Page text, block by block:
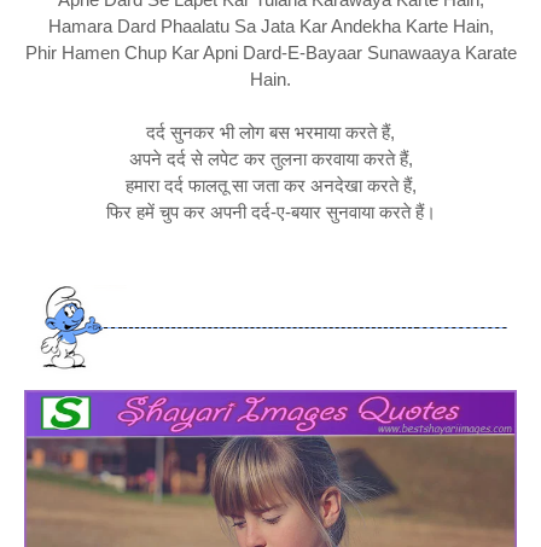
Hamara Dard Phaalatu Sa Jata Kar Andekha Karte Hain,
Phir Hamen Chup Kar Apni Dard-E-Bayaar Sunawaaya Karate
Hain.
दर्द सुनकर भी लोग बस भरमाया करते हैं,
अपने दर्द से लपेट कर तुलना करवाया करते हैं,
हमारा दर्द फालतू सा जता कर अनदेखा करते हैं,
फिर हमें चुप कर अपनी दर्द-ए-बयार सुनवाया करते हैं।